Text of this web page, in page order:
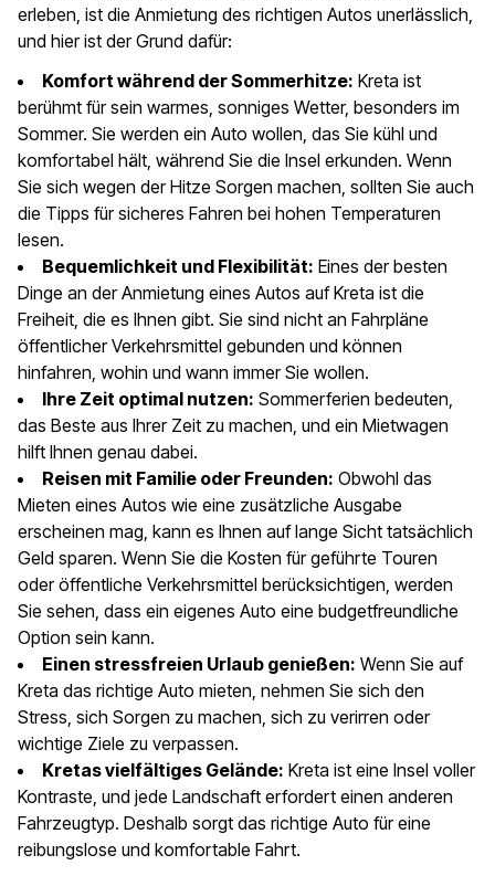
erleben, ist die Anmietung des richtigen Autos unerlässlich,
und hier ist der Grund dafür:
Komfort während der Sommerhitze: Kreta ist
berühmt für sein warmes, sonniges Wetter, besonders im
Sommer. Sie werden ein Auto wollen, das Sie kühl und
komfortabel hält, während Sie die Insel erkunden. Wenn
Sie sich wegen der Hitze Sorgen machen, sollten Sie auch
die Tipps für sicheres Fahren bei hohen Temperaturen
lesen.
Bequemlichkeit und Flexibilität: Eines der besten
Dinge an der Anmietung eines Autos auf Kreta ist die
Freiheit, die es Ihnen gibt. Sie sind nicht an Fahrpläne
öffentlicher Verkehrsmittel gebunden und können
hinfahren, wohin und wann immer Sie wollen.
Ihre Zeit optimal nutzen: Sommerferien bedeuten,
das Beste aus Ihrer Zeit zu machen, und ein Mietwagen
hilft Ihnen genau dabei.
Reisen mit Familie oder Freunden: Obwohl das
Mieten eines Autos wie eine zusätzliche Ausgabe
erscheinen mag, kann es Ihnen auf lange Sicht tatsächlich
Geld sparen. Wenn Sie die Kosten für geführte Touren
oder öffentliche Verkehrsmittel berücksichtigen, werden
Sie sehen, dass ein eigenes Auto eine budgetfreundliche
Option sein kann.
Einen stressfreien Urlaub genießen: Wenn Sie auf
Kreta das richtige Auto mieten, nehmen Sie sich den
Stress, sich Sorgen zu machen, sich zu verirren oder
wichtige Ziele zu verpassen.
Kretas vielfältiges Gelände: Kreta ist eine Insel voller
Kontraste, und jede Landschaft erfordert einen anderen
Fahrzeugtyp. Deshalb sorgt das richtige Auto für eine
reibungslose und komfortable Fahrt.